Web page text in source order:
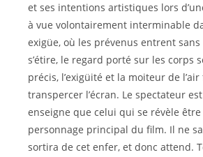
et ses intentions artistiques lors
à vue volontairement interminable
exigüe, où les prévenus entrent sans
s’étire, le regard porté sur les corps
précis, l’exigüité et la moiteur de
transpercer l’écran. Le spectateur
enseigne que celui qui se révèle être
personnage principal du film. Il ne
sortira de cet enfer, et donc attend.